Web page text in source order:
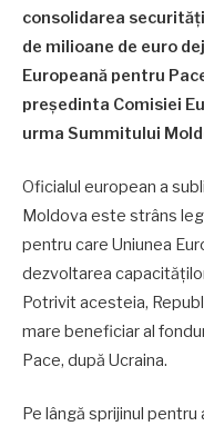
consolidarea
de milioane de euro
Europeană pentru
președinta Comisiei
urma Summitului
Oficialul european a
Moldova este strâns
pentru care Uniunea
dezvoltarea
Potrivit acesteia,
mare beneficiar al
Pace, după Ucraina.
Pe lângă sprijinul